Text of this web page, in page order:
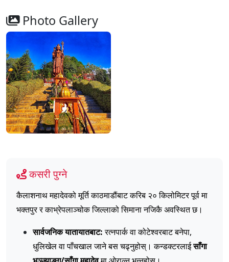
Photo Gallery
कसरी पुग्ने
कैलाशनाथ महादेवको मूर्ति काठमाडौंबाट करिब २० किलोमिटर पूर्व मा
भक्तपुर र काभ्रेपलाञ्चोक जिल्लाको सिमाना नजिकै अवस्थित छ।
सार्वजनिक यातायातबाट:रत्नपार्क वा कोटेश्वरबाट बनेपा,
धुलिखेल वा पाँचखाल जाने बस चढ्नुहोस्। कन्डक्टरलाईसाँगा